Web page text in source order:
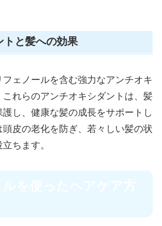
トと髪への効果
ェノールを含む強力なアンチオキ
れらのアンチオキシダントは、髪
し、健康な髪の成長をサポートし
頭皮の老化を防ぎ、若々しい髪の状
ちます。